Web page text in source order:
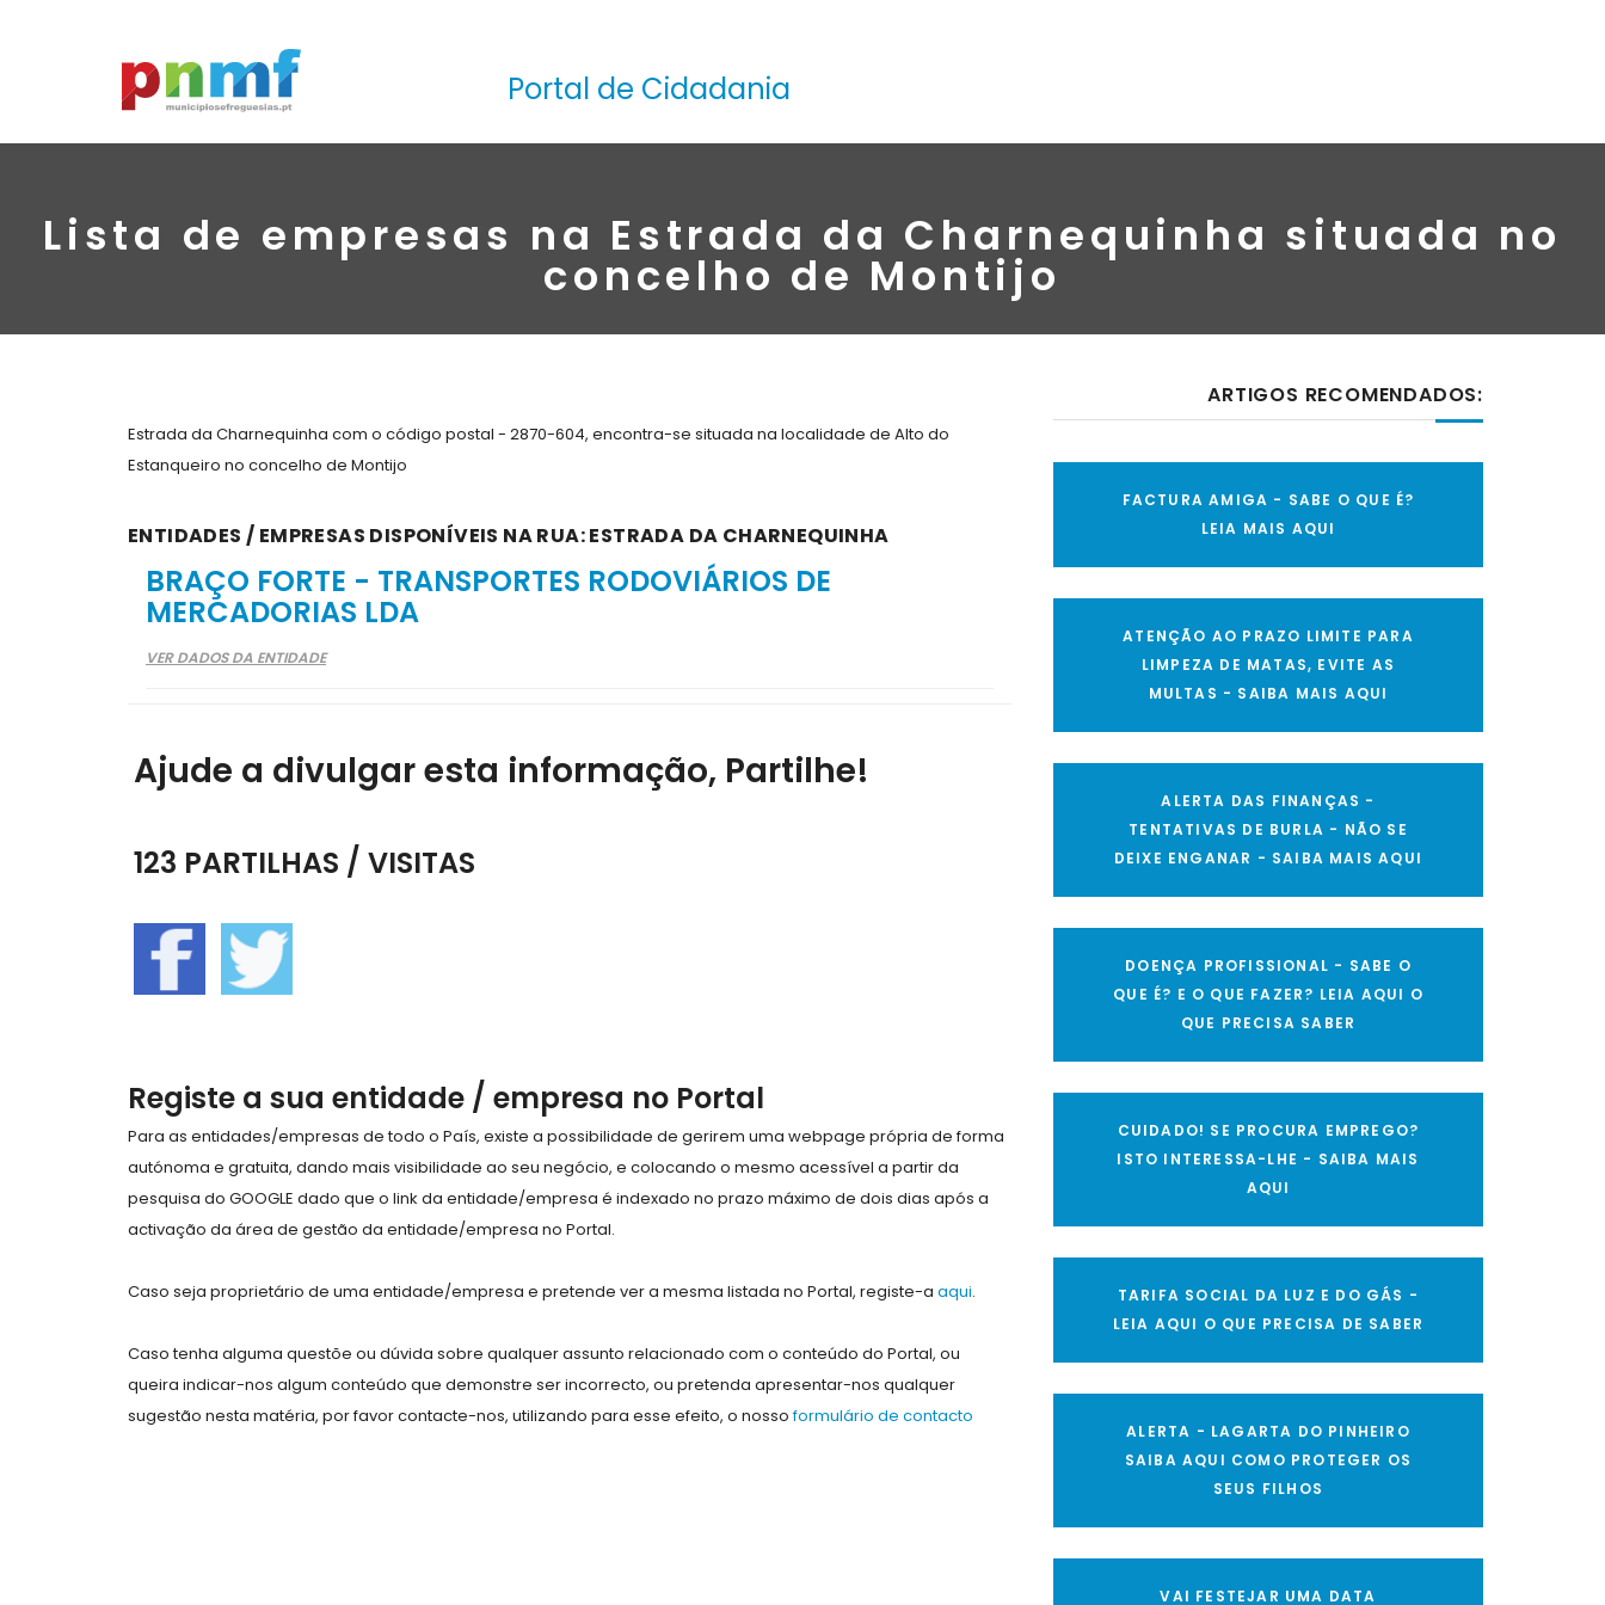
Portal de Cidadania
Lista de empresas na Estrada da Charnequinha situada no
concelho de Montijo
Estrada da Charnequinha com o código postal - 2870-604, encontra-se situada na localidade de Alto do
Estanqueiro no concelho de Montijo
ENTIDADES / EMPRESAS DISPONÍVEIS NA RUA: ESTRADA DA CHARNEQUINHA
BRAÇO FORTE - TRANSPORTES RODOVIÁRIOS DE
MERCADORIAS LDA
VER DADOS DA ENTIDADE
Ajude a divulgar esta informação, Partilhe!
123 PARTILHAS / VISITAS
Registe a sua entidade / empresa no Portal
Para as entidades/empresas de todo o País, existe a possibilidade de gerirem uma webpage própria de forma
autónoma e gratuita, dando mais visibilidade ao seu negócio, e colocando o mesmo acessível a partir da
pesquisa do GOOGLE dado que o link da entidade/empresa é indexado no prazo máximo de dois dias após a
activação da área de gestão da entidade/empresa no Portal.
Caso seja proprietário de uma entidade/empresa e pretende ver a mesma listada no Portal, registe-a aqui.
Caso tenha alguma questõe ou dúvida sobre qualquer assunto relacionado com o conteúdo do Portal, ou
queira indicar-nos algum conteúdo que demonstre ser incorrecto, ou pretenda apresentar-nos qualquer
sugestão nesta matéria, por favor contacte-nos, utilizando para esse efeito, o nossoformulário de contacto
ARTIGOS RECOMENDADOS:
FACTURA AMIGA - SABE O QUE É?
LEIA MAIS AQUI
ATENÇÃO AO PRAZO LIMITE PARA
LIMPEZA DE MATAS, EVITE AS
MULTAS - SAIBA MAIS AQUI
ALERTA DAS FINANÇAS -
TENTATIVAS DE BURLA - NÃO SE
DEIXE ENGANAR - SAIBA MAIS AQUI
DOENÇA PROFISSIONAL - SABE O
QUE É? E O QUE FAZER? LEIA AQUI O
QUE PRECISA SABER
CUIDADO! SE PROCURA EMPREGO?
ISTO INTERESSA-LHE - SAIBA MAIS
AQUI
TARIFA SOCIAL DA LUZ E DO GÁS -
LEIA AQUI O QUE PRECISA DE SABER
ALERTA - LAGARTA DO PINHEIRO
SAIBA AQUI COMO PROTEGER OS
SEUS FILHOS
VAI FESTEJAR UMA DATA